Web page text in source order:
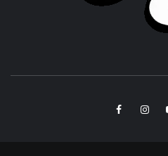
Facebook